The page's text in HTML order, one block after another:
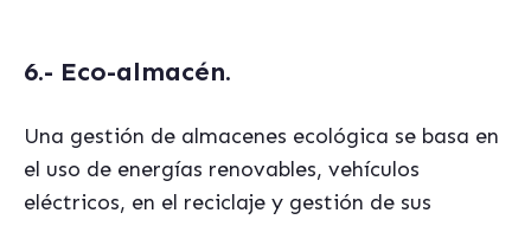
6.- Eco-almacén.
Una gestión de almacenes ecológica se basa en
el uso de energías renovables, vehículos
eléctricos, en el reciclaje y gestión de sus